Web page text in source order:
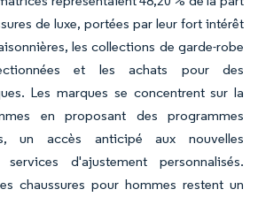
de luxe, portées par leur fort intérêt
les collections de garde-robe
et les achats pour des
Les marques se concentrent sur la
en proposant des programmes
un accès anticipé aux nouvelles
d'ajustement personnalisés.
chaussures pour hommes restent un